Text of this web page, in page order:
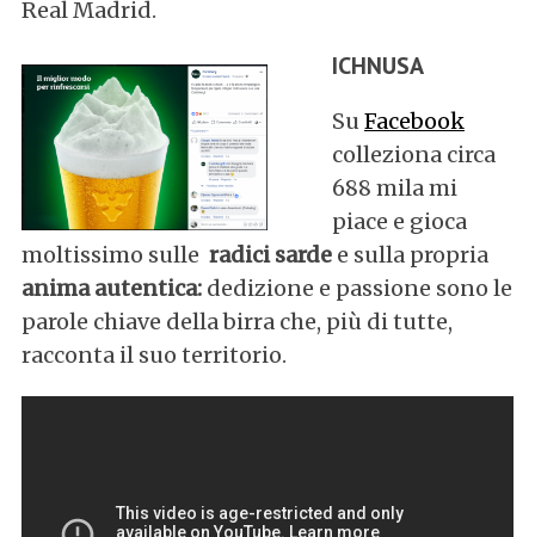
Real Madrid.
ICHNUSA
Su Facebook
colleziona circa
688 mila mi
piace e gioca
moltissimo sulle radici sardee sulla propria
anima autentica: dedizione e passione sono le
parole chiave della birra che, più di tutte,
racconta il suo territorio.